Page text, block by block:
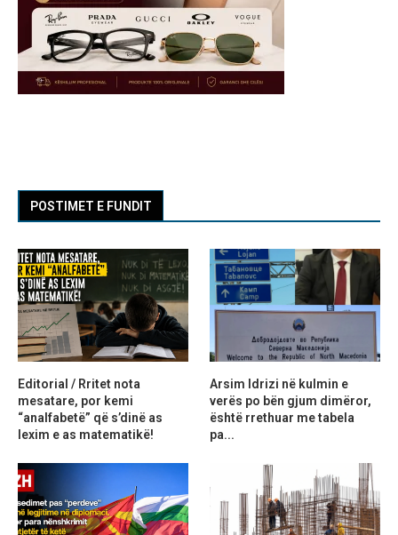
POSTIMET E FUNDIT
Editorial / Rritet nota
mesatare, por kemi
“analfabetë” që s’dinë as
lexim e as matematikë!
Arsim Idrizi në kulmin e
verës po bën gjum dimëror,
është rrethuar me tabela
pa...